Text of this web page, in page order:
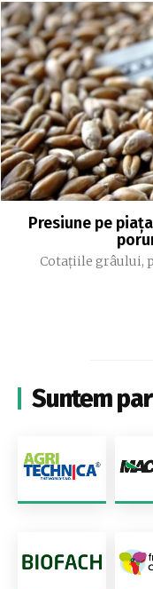
Presiune pe
Cotațiile grâului,
Suntem